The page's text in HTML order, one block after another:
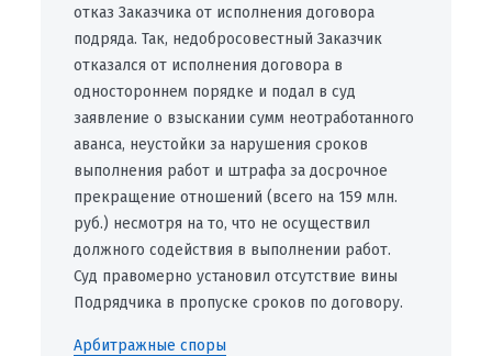
отказ Заказчика от исполнения договора
подряда. Так, недобросовестный Заказчик
отказался от исполнения договора в
одностороннем порядке и подал в суд
заявление о взыскании сумм неотработанного
аванса, неустойки за нарушения сроков
выполнения работ и штрафа за досрочное
прекращение отношений (всего на 159 млн.
руб.) несмотря на то, что не осуществил
должного содействия в выполнении работ.
Суд правомерно установил отсутствие вины
Подрядчика в пропуске сроков по договору.
Арбитражные споры